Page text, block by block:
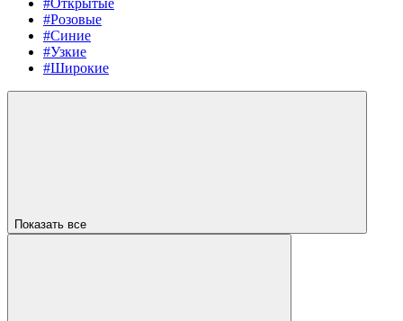
#Открытые
#Розовые
#Синие
#Узкие
#Широкие
Показать все